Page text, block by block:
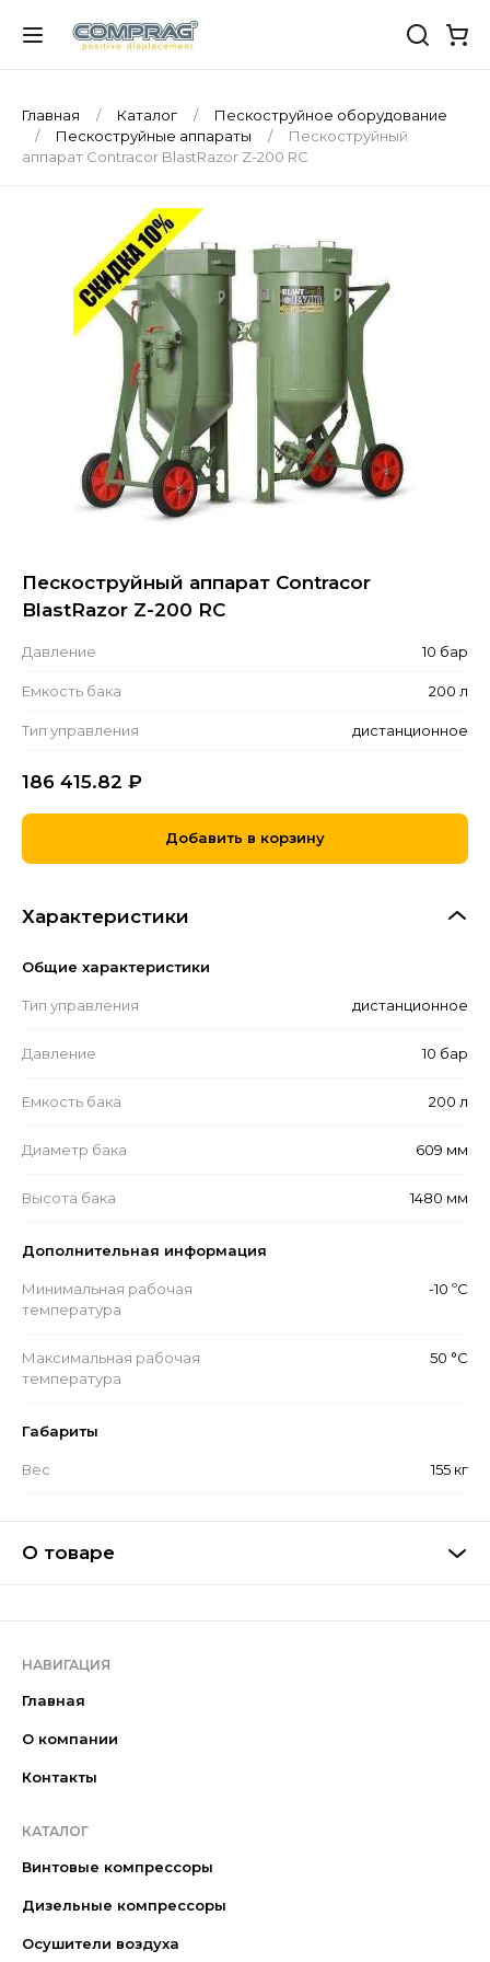
Главная Каталог
Пескоструйное оборудование
Пескоструйные аппараты
Пескоструйный
аппарат Contracor BlastRazor Z-200 RC
Пескоструйный аппарат Contracor
BlastRazor Z-200 RC
Давление 10 бар
Емкость бака 200 л
Тип управления дистанционное
186 415.82 ₽
Добавить в корзину
Характеристики
Общие характеристики
Тип управления дистанционное
Давление 10 бар
Емкость бака 200 л
Диаметр бака 609 мм
Высота бака 1480 мм
Дополнительная информация
Минимальная рабочая
температура
-10 ºС
Максимальная рабочая
температура
50 °С
Габариты
Вес 155 кг
О товаре
НАВИГАЦИЯ
Главная
О компании
Контакты
КАТАЛОГ
Винтовые компрессоры
Дизельные компрессоры
Осушители воздуха